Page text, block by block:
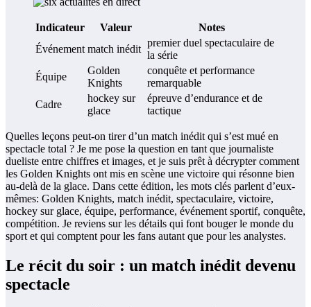
Indicateur Valeur
Notes
Événement match inédit
premier duel spectaculaire de
la série
Équipe
Golden
Knights
conquête et performance
remarquable
Cadre
hockey sur
glace
épreuve d’endurance et de
tactique
Quelles leçons peut-on tirer d’un match inédit qui s’est mué en
spectacle total ? Je me pose la question en tant que journaliste
dueliste entre chiffres et images, et je suis prêt à décrypter comment
les Golden Knights ont mis en scène une victoire qui résonne bien
au-delà de la glace. Dans cette édition, les mots clés parlent d’eux-
mêmes: Golden Knights, match inédit, spectaculaire, victoire,
hockey sur glace, équipe, performance, événement sportif, conquête,
compétition. Je reviens sur les détails qui font bouger le monde du
sport et qui comptent pour les fans autant que pour les analystes.
Le récit du soir : un match inédit devenu
spectacle